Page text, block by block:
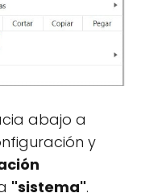
abajo a
y
"sistema".